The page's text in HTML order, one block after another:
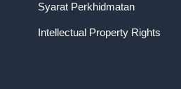
Syarat Perkhidmatan
Intellectual Property Rights